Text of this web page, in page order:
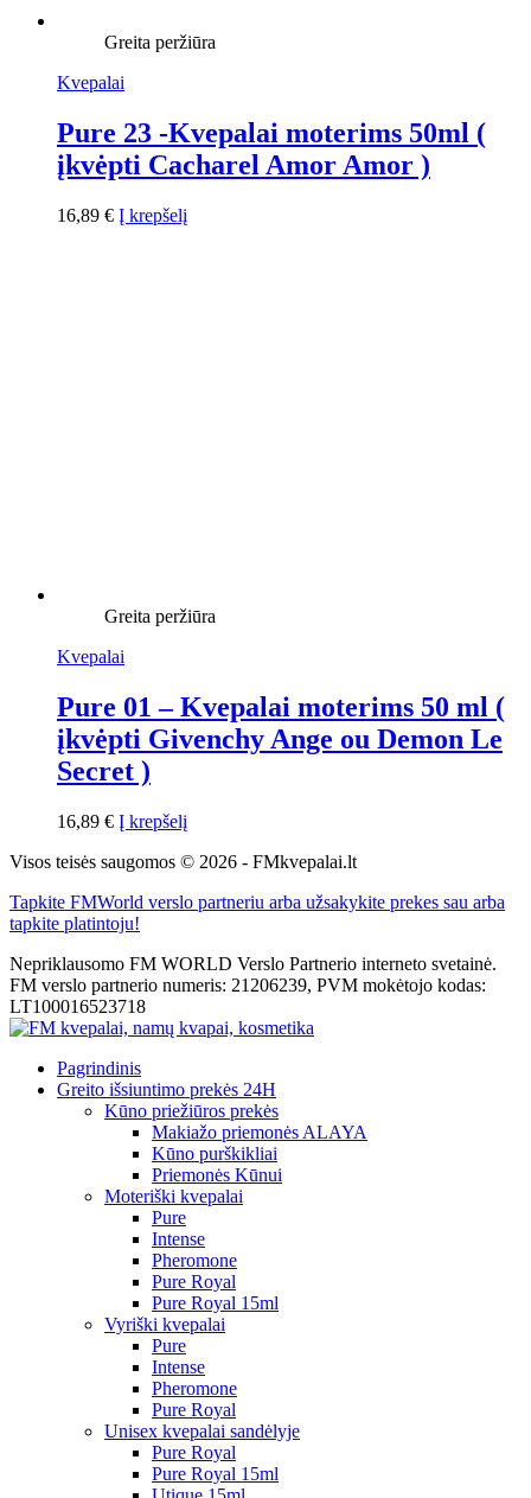
Greita peržiūra
Kvepalai
Pure 23 -Kvepalai moterims 50ml (
įkvėpti Cacharel Amor Amor )
16,89 € Į krepšelį
Greita peržiūra
Kvepalai
Pure 01 – Kvepalai moterims 50 ml (
įkvėpti Givenchy Ange ou Demon Le
Secret )
16,89 € Į krepšelį
Visos teisės saugomos © 2026 - FMkvepalai.lt
Tapkite FMWorld verslo partneriu arba užsakykite prekes sau arba
tapkite platintoju!
Nepriklausomo FM WORLD Verslo Partnerio interneto svetainė.
FM verslo partnerio numeris: 21206239, PVM mokėtojo kodas:
LT100016523718
Pagrindinis
Greito išsiuntimo prekės 24H
Kūno priežiūros prekės
Makiažo priemonės ALAYA
Kūno purškikliai
Priemonės Kūnui
Moteriški kvepalai
Pure
Intense
Pheromone
Pure Royal
Pure Royal 15ml
Vyriški kvepalai
Pure
Intense
Pheromone
Pure Royal
Unisex kvepalai sandėlyje
Pure Royal
Pure Royal 15ml